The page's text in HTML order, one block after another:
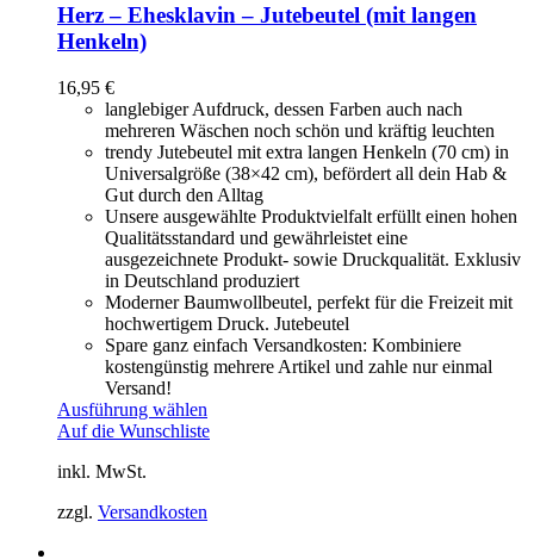
Herz – Ehesklavin – Jutebeutel (mit langen
Henkeln)
16,95 €
langlebiger Aufdruck, dessen Farben auch nach
mehreren Wäschen noch schön und kräftig leuchten
trendy Jutebeutel mit extra langen Henkeln (70 cm) in
Universalgröße (38×42 cm), befördert all dein Hab &
Gut durch den Alltag
Unsere ausgewählte Produktvielfalt erfüllt einen hohen
Qualitätsstandard und gewährleistet eine
ausgezeichnete Produkt- sowie Druckqualität. Exklusiv
in Deutschland produziert
Moderner Baumwollbeutel, perfekt für die Freizeit mit
hochwertigem Druck. Jutebeutel
Spare ganz einfach Versandkosten: Kombiniere
kostengünstig mehrere Artikel und zahle nur einmal
Versand!
Ausführung wählen
Auf die Wunschliste
inkl. MwSt.
zzgl. Versandkosten